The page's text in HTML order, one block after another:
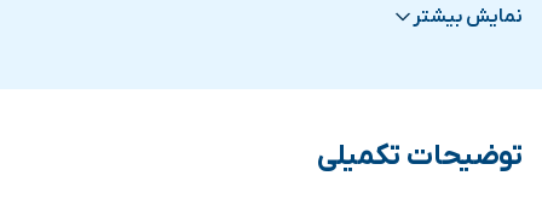
از موزه لذت ببرید.
در صورت لزوم، در مناطق مخصوص تعیین شده در موزه آنها
نمایش بیشتر
توضیحات تکمیلی